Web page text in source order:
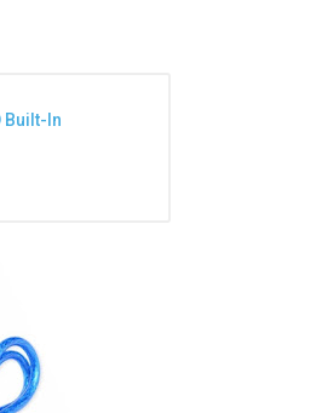
Built-In